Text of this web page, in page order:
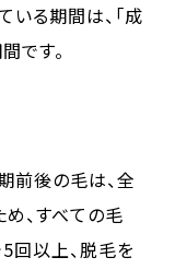
る期間は、「成
です。
前後の毛は、全
、すべての毛
回以上、脱毛を